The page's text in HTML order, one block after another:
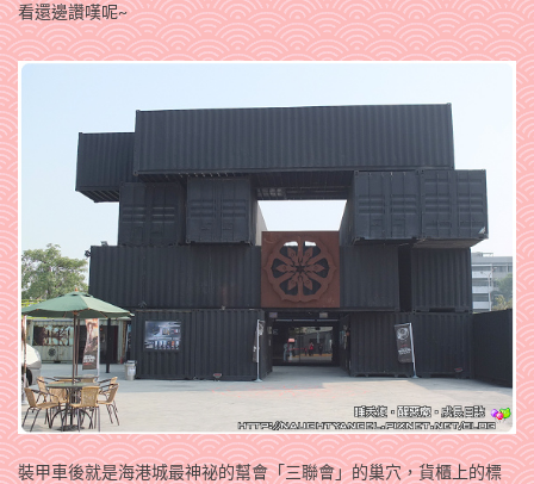
看還邊讚嘆呢~
裝甲車後就是海港城最神祕的幫會「三聯會」的巢穴，貨櫃上的標